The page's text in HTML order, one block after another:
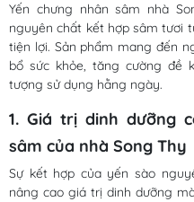
Yến chưng nhân sâm nhà
nguyên chất kết hợp sâm tươi
tiện lợi. Sản phẩm mang đến
bổ sức khỏe, tăng cường đề
tượng sử dụng hằng ngày.
1. Giá trị dinh dưỡng
sâm của nhà Song Thy
Sự kết hợp của yến sào
nâng cao giá trị dinh dưỡng